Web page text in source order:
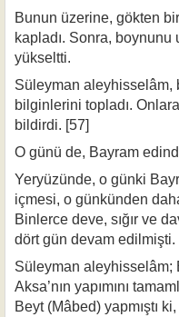
Bunun üzerine, gökten
kapladı. Sonra, boy­nunu
yükseltti.
Süleyman aleyhisselâm,
bilginlerini topladı.
bildirdi. [57]
O günü de, Bayram
Yeryüzünde, o günki
içmesi, o günkün­den
Binlerce deve, sığır ve
dört gün devam edilmişti.
Süleyman aleyhisselâm;
Aksa’nın yapımını
Beyt (Mâbed) yapmıştı